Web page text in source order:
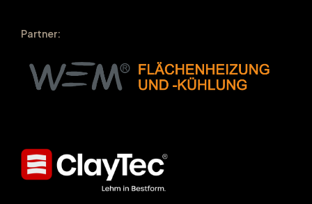
Partner: